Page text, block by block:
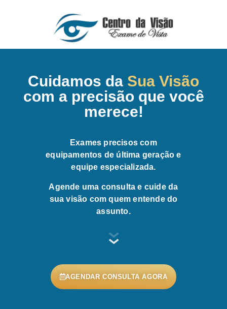
Cuidamos da Sua Visão
com a precisão que você
merece!
Exames precisos com
equipamentos de última geração e
equipe especializada.
Agende uma consulta e cuide da
sua visão com quem entende do
assunto.
AGENDAR CONSULTA AGORA